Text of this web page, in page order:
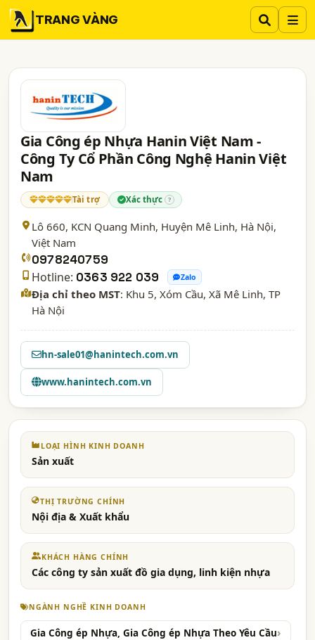
TRANG VÀNG
Gia Công ép Nhựa Hanin Việt Nam -
Công Ty Cổ Phần Công Nghệ Hanin Việt
Nam
Tài trợ Xác thực ?
Lô 660, KCN Quang Minh, Huyện Mê Linh, Hà Nội,
Việt Nam
0978240759
Hotline: 0363 922 039 Zalo
Địa chỉ theo MST: Khu 5, Xóm Cầu, Xã Mê Linh, TP
Hà Nội
hn-sale01@hanintech.com.vn
www.hanintech.com.vn
LOẠI HÌNH KINH DOANH
Sản xuất
THỊ TRƯỜNG CHÍNH
Nội địa & Xuất khẩu
KHÁCH HÀNG CHÍNH
Các công ty sản xuất đồ gia dụng, linh kiện nhựa
NGÀNH NGHỀ KINH DOANH
Gia Công ép Nhựa, Gia Công ép Nhựa Theo Yêu Cầu